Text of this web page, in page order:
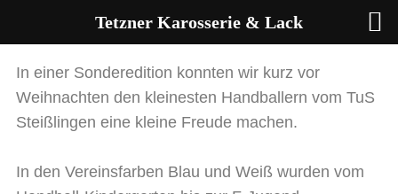
In einer Sonderedition konnten wir kurz vor
Weihnachten den kleinesten Handballern vom TuS
Steißlingen eine kleine Freude machen.
In den Vereinsfarben Blau und Weiß wurden vom
Tetzner Karosserie & Lack